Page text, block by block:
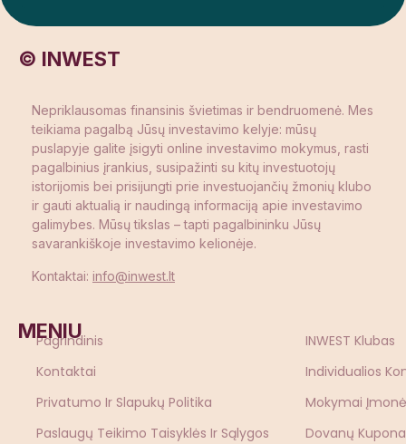
© INWEST
Nepriklausomas finansinis švietimas ir bendruomenė. Mes
teikiama pagalbą Jūsų investavimo kelyje: mūsų
puslapyje galite įsigyti online investavimo mokymus, rasti
pagalbinius įrankius, susipažinti su kitų investuotojų
istorijomis bei prisijungti prie investuojančių žmonių klubo
ir gauti aktualią ir naudingą informaciją apie investavimo
galimybes. Mūsų tikslas – tapti pagalbininku Jūsų
savarankiškoje investavimo kelionėje.
Kontaktai: info@inwest.lt
MENIU
Pagrindinis
Kontaktai
Privatumo Ir Slapukų Politika
Paslaugų Teikimo Taisyklės Ir Sąlygos
INWEST Klubas
Individualios
Mokymai
Dovanų